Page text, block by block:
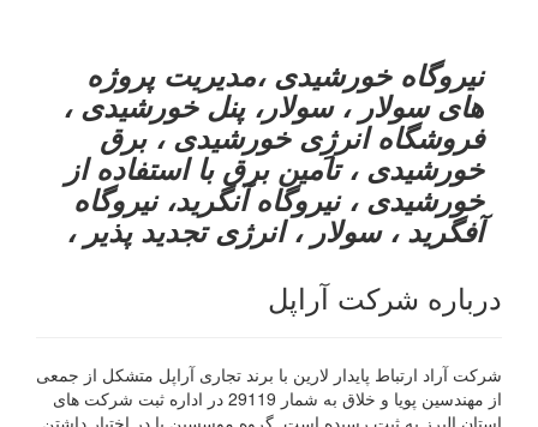
نیروگاه خورشیدی ،مدیریت پروژه
های سولار ، سولار، پنل خورشیدی ،
فروشگاه انرژِی خورشیدی ، برق
خورشیدی ، تامین برق با استفاده از
خورشیدی ، نیروگاه آنگرید، نیروگاه
آفگرید ، سولار ، انرژی تجدید پذیر ،
درباره شرکت آراپل
شرکت آراد ارتباط پایدار لارین با برند تجاری آراپل متشکل از جمعی
از مهندسین پویا و خلاق به شمار 29119 در اداره ثبت شرکت های
استان البرز به ثبت رسیده است. گروه موسسین با در اختیار داشتن